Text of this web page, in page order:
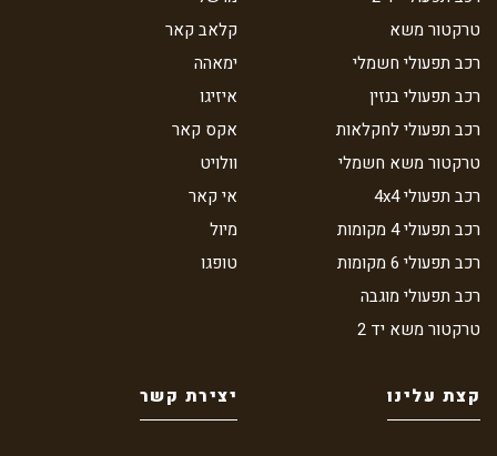
טרקטור משא
רכב תפעולי חשמלי
רכב תפעולי בנזין
רכב תפעולי לחקלאות
טרקטור משא חשמלי
רכב תפעולי 4x4
רכב תפעולי 4 מקומות
רכב תפעולי 6 מקומות
רכב תפעולי מוגבה
טרקטור משא יד 2
קלאב קאר
ימאהה
איזיגו
אקס קאר
וולויט
אי קאר
מיול
טופגו
קצת עלינו יצירת קשר